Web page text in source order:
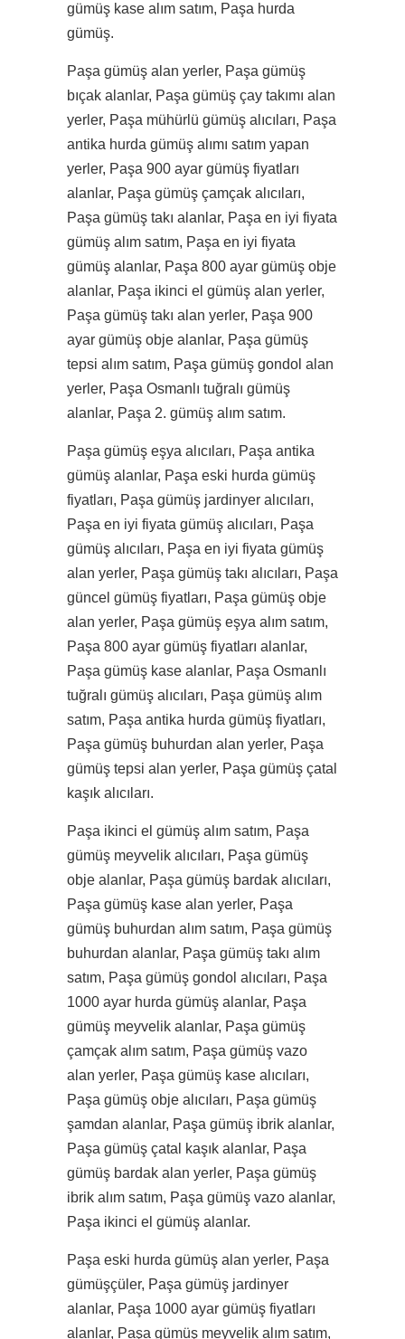
gümüş kase alım satım, Paşa hurda
gümüş.
Paşa gümüş alan yerler, Paşa gümüş
bıçak alanlar, Paşa gümüş çay takımı alan
yerler, Paşa mühürlü gümüş alıcıları, Paşa
antika hurda gümüş alımı satım yapan
yerler, Paşa 900 ayar gümüş fiyatları
alanlar, Paşa gümüş çamçak alıcıları,
Paşa gümüş takı alanlar, Paşa en iyi fiyata
gümüş alım satım, Paşa en iyi fiyata
gümüş alanlar, Paşa 800 ayar gümüş obje
alanlar, Paşa ikinci el gümüş alan yerler,
Paşa gümüş takı alan yerler, Paşa 900
ayar gümüş obje alanlar, Paşa gümüş
tepsi alım satım, Paşa gümüş gondol alan
yerler, Paşa Osmanlı tuğralı gümüş
alanlar, Paşa 2. gümüş alım satım.
Paşa gümüş eşya alıcıları, Paşa antika
gümüş alanlar, Paşa eski hurda gümüş
fiyatları, Paşa gümüş jardinyer alıcıları,
Paşa en iyi fiyata gümüş alıcıları, Paşa
gümüş alıcıları, Paşa en iyi fiyata gümüş
alan yerler, Paşa gümüş takı alıcıları, Paşa
güncel gümüş fiyatları, Paşa gümüş obje
alan yerler, Paşa gümüş eşya alım satım,
Paşa 800 ayar gümüş fiyatları alanlar,
Paşa gümüş kase alanlar, Paşa Osmanlı
tuğralı gümüş alıcıları, Paşa gümüş alım
satım, Paşa antika hurda gümüş fiyatları,
Paşa gümüş buhurdan alan yerler, Paşa
gümüş tepsi alan yerler, Paşa gümüş çatal
kaşık alıcıları.
Paşa ikinci el gümüş alım satım, Paşa
gümüş meyvelik alıcıları, Paşa gümüş
obje alanlar, Paşa gümüş bardak alıcıları,
Paşa gümüş kase alan yerler, Paşa
gümüş buhurdan alım satım, Paşa gümüş
buhurdan alanlar, Paşa gümüş takı alım
satım, Paşa gümüş gondol alıcıları, Paşa
1000 ayar hurda gümüş alanlar, Paşa
gümüş meyvelik alanlar, Paşa gümüş
çamçak alım satım, Paşa gümüş vazo
alan yerler, Paşa gümüş kase alıcıları,
Paşa gümüş obje alıcıları, Paşa gümüş
şamdan alanlar, Paşa gümüş ibrik alanlar,
Paşa gümüş çatal kaşık alanlar, Paşa
gümüş bardak alan yerler, Paşa gümüş
ibrik alım satım, Paşa gümüş vazo alanlar,
Paşa ikinci el gümüş alanlar.
Paşa eski hurda gümüş alan yerler, Paşa
gümüşçüler, Paşa gümüş jardinyer
alanlar, Paşa 1000 ayar gümüş fiyatları
alanlar, Paşa gümüş meyvelik alım satım,